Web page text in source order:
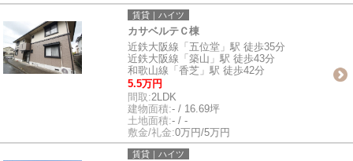
賃貸｜ハイツ
カサベルテＣ棟
近鉄大阪線「五位堂」駅 徒歩35分
近鉄大阪線「築山」駅 徒歩43分
和歌山線「香芝」駅 徒歩42分
5.5万円
間取:2LDK
建物面積:- / 16.69坪
土地面積:- / -
敷金/礼金:0万円/5万円
賃貸｜ハイツ